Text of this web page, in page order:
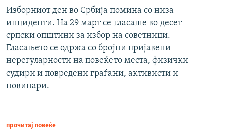
Изборниот ден во Србија помина со низа
инциденти. На 29 март се гласаше во десет
српски општини за избор на советници.
Гласањето се одржа со бројни пријавени
нерегуларности на повеќето места, физички
судири и повредени граѓани, активисти и
новинари.
прочитај повеќе